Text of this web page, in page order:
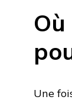
Une